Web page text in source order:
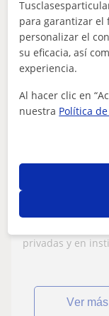
Matemáticas:
Ingeniero
institutos en
aprobados.
Ingeniero
privadas y en
ver más
para garantizar el
personalizar el
su eficacia, así
experiencia.
Al hacer clic en
nuestra Política